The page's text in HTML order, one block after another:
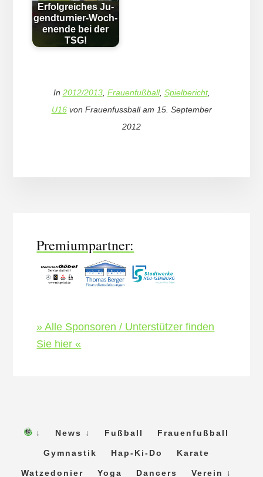
Erfolg­reich­es Ju­
gend­tur­nier-Woch­
en­en­de bei der
TSG!
In 2012/2013, Frauenfußball, Spielbericht,
U16von Frauenfussballam 15. September
2012
Premiumpartner:
» Alle Sponsoren / Unterstützer finden
Sie hier «
↓ News ↓ Fußball Frauenfußball
Gymnastik Hap-Ki-Do Karate
Watzedonier Yoga Dancers Verein ↓